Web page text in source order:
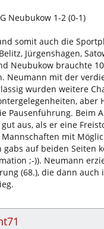
Neubukow 1-2 (0-1)
somit auch die
Jürgenshagen,
Neubukow brauchte
Neumann mit der
wurden weitere
aber
Pausenführung. Beim
aus, als er eine
mit
gabs auf beiden Seiten
;-)). Neumann
(68.), die dann auch